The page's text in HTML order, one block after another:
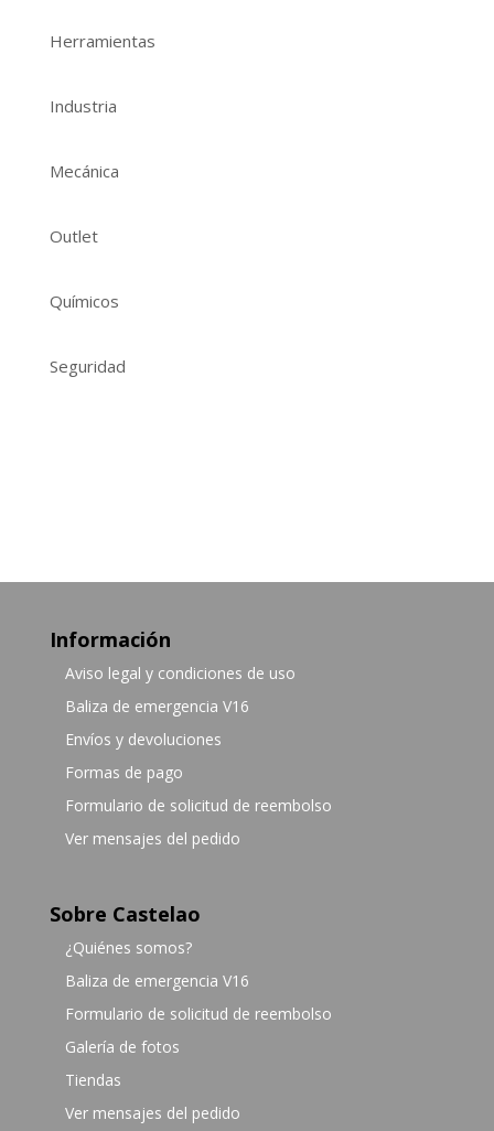
Herramientas
Industria
Mecánica
Outlet
Químicos
Seguridad
Información
Aviso legal y condiciones de uso
Baliza de emergencia V16
Envíos y devoluciones
Formas de pago
Formulario de solicitud de reembolso
Ver mensajes del pedido
Sobre Castelao
¿Quiénes somos?
Baliza de emergencia V16
Formulario de solicitud de reembolso
Galería de fotos
Tiendas
Ver mensajes del pedido